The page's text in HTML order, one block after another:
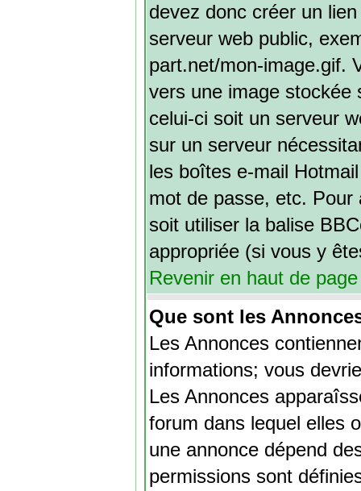
devez donc créer un
serveur web public,
part.net/mon-image.gif.
vers une image stockée
celui-ci soit un serveur
sur un serveur
les boîtes e-mail
mot de passe, etc.
soit utiliser la balise
appropriée (si vous y
Revenir en haut de page
Que sont les
Les Annonces
informations; vous
Les Annonces
forum dans lequel elles
une annonce dépend
permissions sont